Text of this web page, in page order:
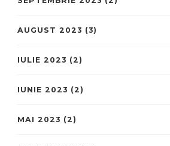
AUGUST 2023 (3)
IULIE 2023 (2)
IUNIE 2023 (2)
MAI 2023 (2)